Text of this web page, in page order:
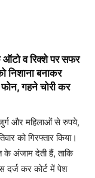
ऑटो व रिक्शे पर सफर
निशाना बनाकर
गहने चोरी कर
और महिलाओं से रुपये,
को गिरफ्तार किया।
के अंजाम देती हैं, ताकि
दर्ज कर कोर्ट में पेश